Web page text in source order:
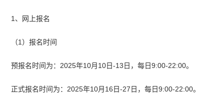
1、网上报名
（1）报名时间
预报名时间为：2025年10月10日-13日，每日9:00-22:00。
正式报名时间为：2025年10月16日-27日，每日9:00-22:00。